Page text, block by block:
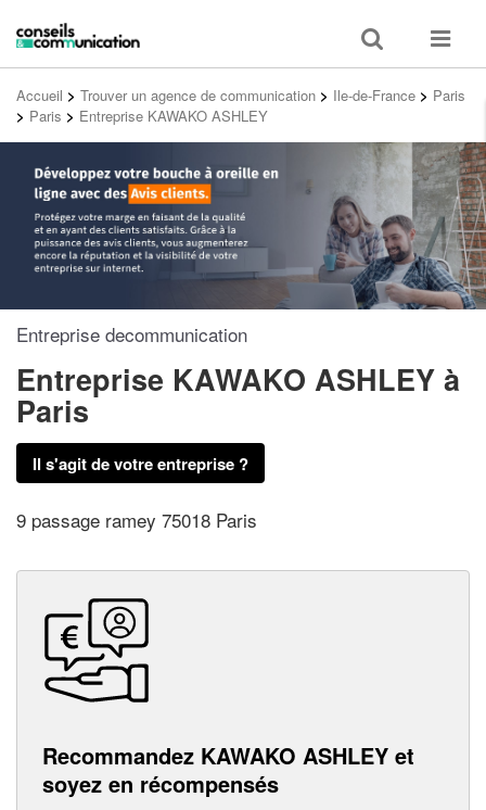
Toggle
search
Toggle
Accueil > Trouver un agence de communication > Ile-de-France > Paris
> Paris > Entreprise KAWAKO ASHLEY
Entreprise decommunication
Entreprise KAWAKO ASHLEY à
Paris
Il s'agit de votre entreprise ?
9 passage ramey 75018 Paris
Recommandez KAWAKO ASHLEY et
soyez en récompensés